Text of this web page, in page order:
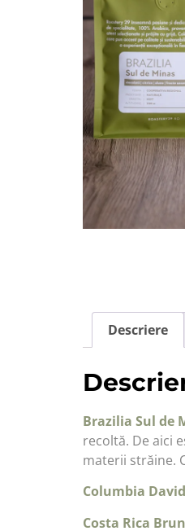
Descriere
Brazilia Sul de
recoltă. De aici
materii străine.
Columbia
Costa Rica